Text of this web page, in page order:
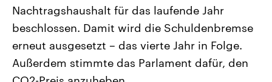
Landtagswahl Sachsen-Anhalt
2026
Alle Informationen
Sachsen-Anhalt wählt am 6.
September 2026 einen neuen
Landtag. Seit 2021 wird das
Bundesland von einer Koalition aus
USA
Aktuelle Beiträge,
Hintergründe
Wirtschaftlich und
gehören die Vereinigten
den mächtigsten Ländern
Nachtragshaushalt für das laufende Jahr
beschlossen. Damit wird die Schuldenbremse
erneut ausgesetzt – das vierte Jahr in Folge.
Außerdem stimmte das Parlament dafür, den